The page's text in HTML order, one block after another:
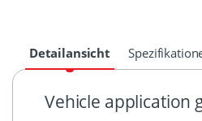
Detailansicht
Vehicle application